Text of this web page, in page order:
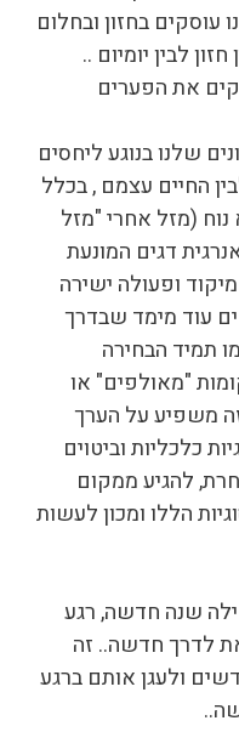
בחזון ובחלום
לבין יומיום ..
את הפערים
שלנו בנוגע ליחסים
החיים עצמם , בכלל
נוח (מזל אחרי "מזל
דגים המונעת
ופעולה ישירה
עוד מימד שבדרך
תמיד הבחירה
"מאולפים" או
משפיע על הערך
כלכליות וביטוים
להגיע ממקום
הללו ומכון לעשות
שנה חדשה, רגע
לדרך חדשה.. זה
ולעגן אותם ברגע